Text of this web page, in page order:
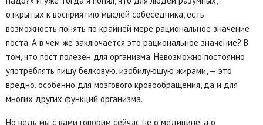
открытых к восприятию мыслей собеседника, есть
возможность понять по крайней мере рациональное значение
поста. А в чем же заключается это рациональное значение? В
том, что пост полезен для организма. Невозможно постоянно
употреблять пищу белковую, изобилующую жирами, — это
вредно, особенно для мозгового кровообращения, да и для
многих других функций организма.
Но ведь мы с вами говорим сейчас не о медицине, а о